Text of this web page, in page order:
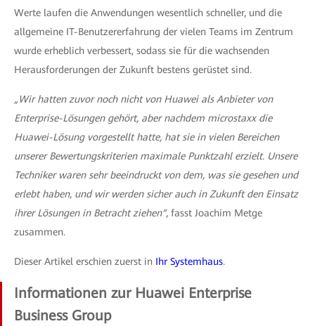
Werte laufen die Anwendungen wesentlich schneller, und die
allgemeine IT-Benutzererfahrung der vielen Teams im Zentrum
wurde erheblich verbessert, sodass sie für die wachsenden
Herausforderungen der Zukunft bestens gerüstet sind.
„Wir hatten zuvor noch nicht von Huawei als Anbieter von
Enterprise-Lösungen gehört, aber nachdem microstaxx die
Huawei-Lösung vorgestellt hatte, hat sie in vielen Bereichen
unserer Bewertungskriterien maximale Punktzahl erzielt. Unsere
Techniker waren sehr beeindruckt von dem, was sie gesehen und
erlebt haben, und wir werden sicher auch in Zukunft den Einsatz
ihrer Lösungen in Betracht ziehen“, fasst Joachim Metge
zusammen.
Dieser Artikel erschien zuerst in Ihr Systemhaus.
Informationen zur Huawei Enterprise
Business Group